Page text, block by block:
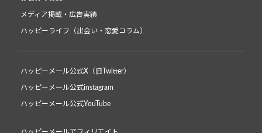
メディア掲載・広告実績
ハッピーライフ（出会い・恋愛コラム）
ハッピーメール公式X（旧Twitter）
ハッピーメール公式instagram
ハッピーメール公式YouTube